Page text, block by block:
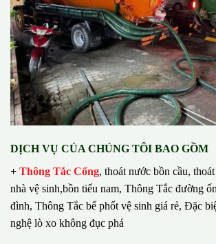
DỊCH VỤ CỦA CHÚNG TÔI BAO GỒM
+ Thông Tắc Cống, thoát nước bồn cầu,
nhà vệ sinh,bồn tiểu nam, Thông Tắc đường
đình, Thông Tắc bể phốt vệ sinh giá rẻ, Đặc
nghệ lò xo không đục phá